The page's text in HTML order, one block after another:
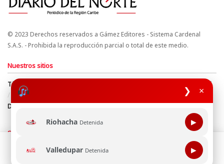
❯ ×
Riohacha Detenida ▶
Valledupar Detenida ▶
© 2023 Derechos reservados a Gámez Editores - Sistema Cardenal
S.A.S. - Prohibida la reproducción parcial o total de este medio.
Nuestros sitios
Términos y Condiciones
Derechos de Autor y Propiedad Intelectual
Política de uso de cookies
Política de Tratamiento de Datos
Directrices Editoriales
Síguenos
Esta página web usa cookie para mejorar tu experiencia de
navegación, al continuar aceptas nuestra política de uso de